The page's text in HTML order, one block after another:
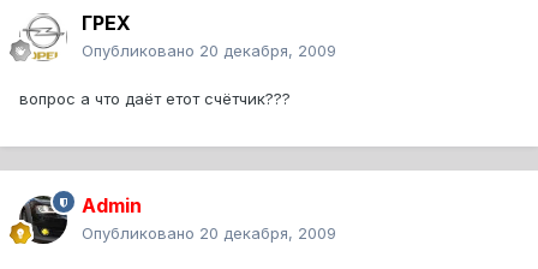
ГРЕХ
Опубликовано 20 декабря, 2009
вопрос а что даёт етот счётчик???
Admin
Опубликовано 20 декабря, 2009